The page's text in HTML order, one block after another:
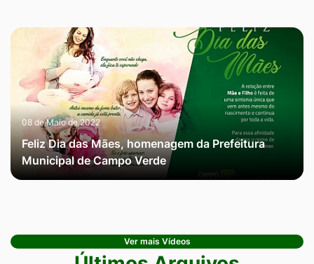
08 de Maio de 2022
Feliz Dia das Mães, homenagem da Prefeitura
Municipal de Campo Verde
Ver mais Vídeos